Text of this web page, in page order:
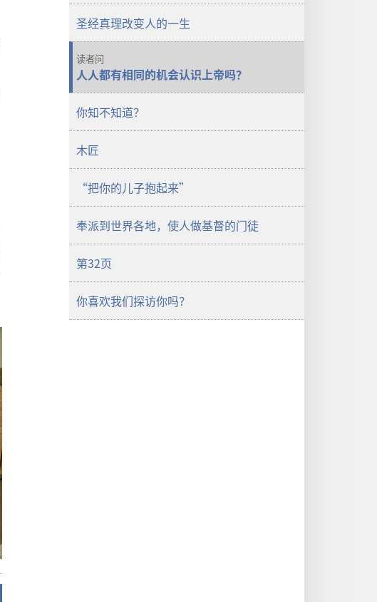
圣经真理改变人的一生
读者问
人人都有相同的机会认识上帝吗？
你知不知道？
木匠
“把你的儿子抱起来”
奉派到世界各地，使人做基督的门徒
第32页
你喜欢我们探访你吗？